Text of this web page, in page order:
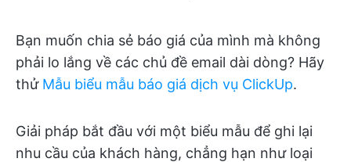
Bạn muốn chia sẻ báo giá của mình mà không
phải lo lắng về các chủ đề email dài dòng? Hãy
thử Mẫu biểu mẫu báo giá dịch vụ ClickUp.
Giải pháp bắt đầu với một biểu mẫu để ghi lại
nhu cầu của khách hàng, chẳng hạn như loại